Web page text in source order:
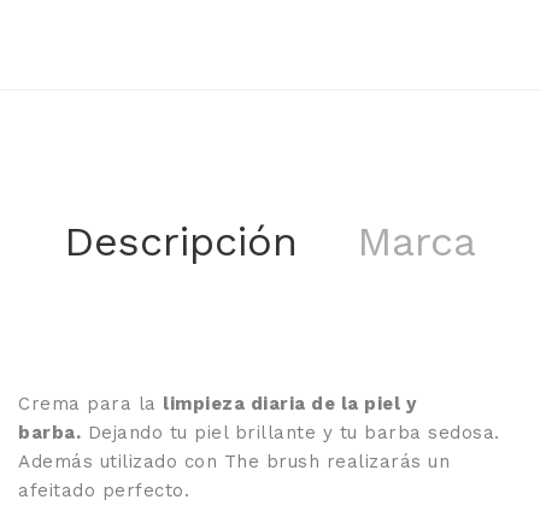
Descripción Marca
Crema para la limpieza diaria de la piel y
barba. Dejando tu piel brillante y tu barba sedosa.
Además utilizado con The brush realizarás un
afeitado perfecto.